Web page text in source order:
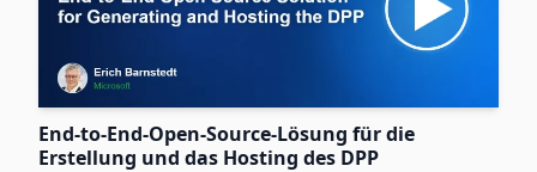
End-to-End-Open-Source-Lösung für die
Erstellung und das Hosting des DPP